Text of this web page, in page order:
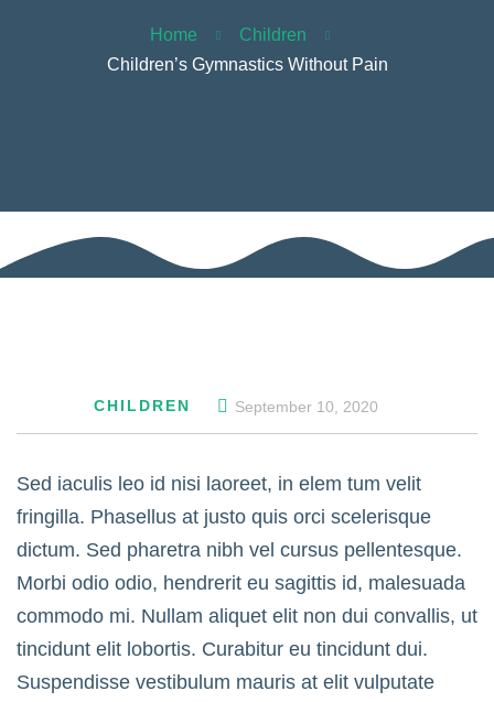
Home
Children
Children’s Gymnastics Without Pain
CHILDREN September 10, 2020
Sed iaculis leo id nisi laoreet, in elem tum velit
fringilla. Phasellus at justo quis orci scelerisque
dictum. Sed pharetra nibh vel cursus pellentesque.
Morbi odio odio, hendrerit eu sagittis id, malesuada
commodo mi. Nullam aliquet elit non dui convallis, ut
tincidunt elit lobortis. Curabitur eu tincidunt dui.
Suspendisse vestibulum mauris at elit vulputate